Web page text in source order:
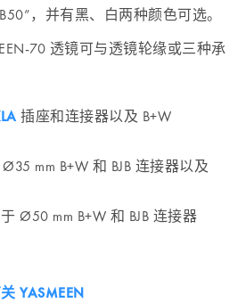
，并有黑、白两种颜色可选。
70 透镜可与透镜轮缘或三种承
插座和连接器以及 B+W
mm B+W 和 BJB 连接器以及
Ø50 mm B+W 和 BJB 连接器
YASMEEN